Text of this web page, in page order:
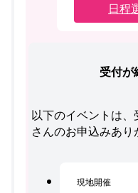
日程
受付が
以下のイベントは、
さんのお申込みあり
現地開催